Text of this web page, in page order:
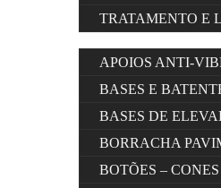
TRATAMENTO E
APOIOS ANTI-
BASES E
BASES DE
BORRACHA
BOTÕES –